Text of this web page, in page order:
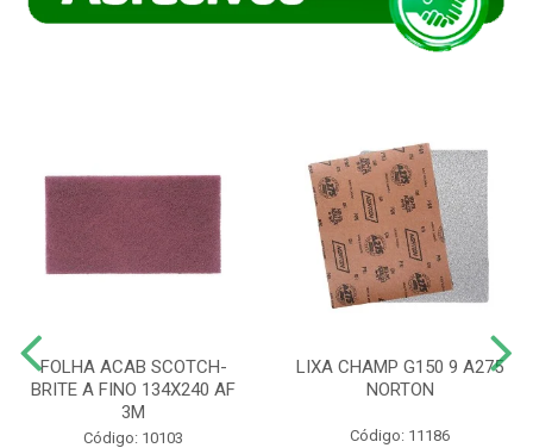
FOLHA ACAB SCOTCH-
BRITE A FINO 134X240 AF
3M
Código: 10103
LIXA CHAMP G150 9 A275
NORTON
Código: 11186